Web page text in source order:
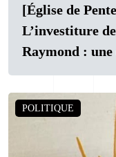
[Église de
L’investiture
Raymond : une
POLITIQUE